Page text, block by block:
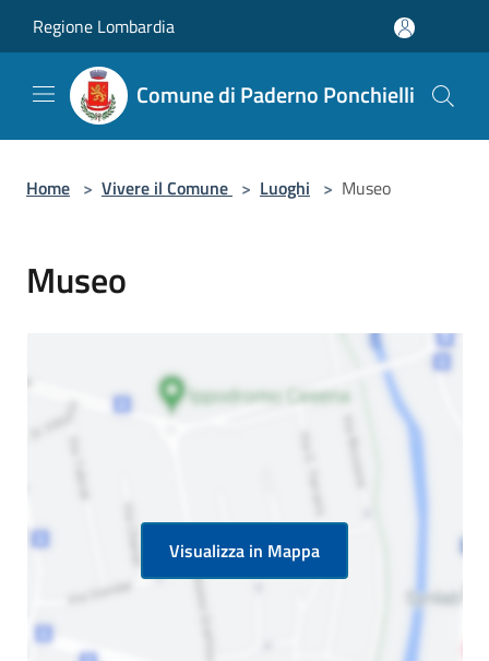
Regione Lombardia
Comune di Paderno Ponchielli
Home > Vivere il Comune > Luoghi > Museo
Museo
Visualizza in Mappa